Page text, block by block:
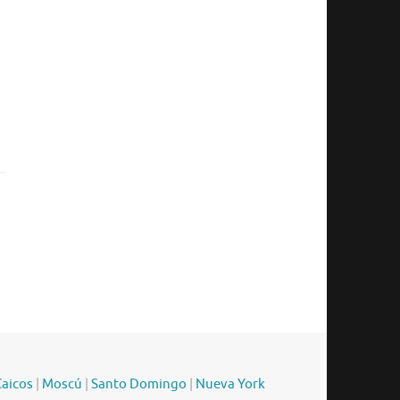
| Moscú | Santo Domingo | Nueva York